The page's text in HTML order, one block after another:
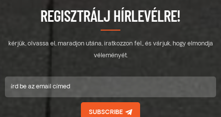
REGISZTRÁLJ HÍRLEVÉLRE!
kérjük, olvassa el, maradjon utána, iratkozzon fel,, és várjuk, hogy elmondja
véleményét.
SUBSCRIBE